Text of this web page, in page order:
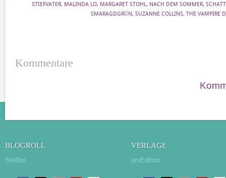
STIEFVATER, MALINDA LO, MARGARET STOHL, NACH DEM SOMMER,
SMARAGDGRÜN, SUZANNE COLLINS, THE VAMPIRE
Kommentare
BLOGROLL
Steflite
VERLAGE
arsEdition